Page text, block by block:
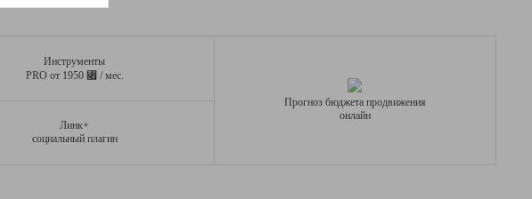
Инструменты
PRO от 1950 ⃏ / мес.
Линк+
социальный плагин
Прогноз бюджета продвижения
онлайн